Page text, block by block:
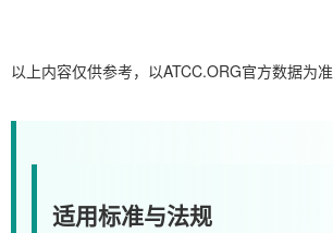
以上内容仅供参考，以ATCC.ORG官方数据为准
适用标准与法规